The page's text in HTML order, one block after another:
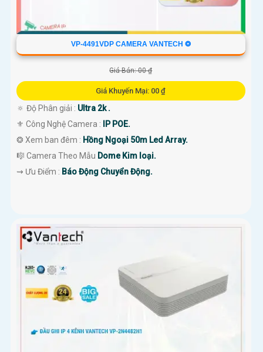
VP-4491VDP CAMERA VANTECH ❂
Giá Bán: 00 ₫
Giá Khuyến Mại: 00 ₫
🔅 Độ Phân giải : Ultra 2k .
⚜️ Công Nghệ Camera :
IP POE.
❂ Xem ban đêm : Hồng Ngoại 50m Led Array.
🎼️ Camera Theo Mẫu Dome Kim loại.
️⇝ Ưu Điểm : Báo Động Chuyển Động.